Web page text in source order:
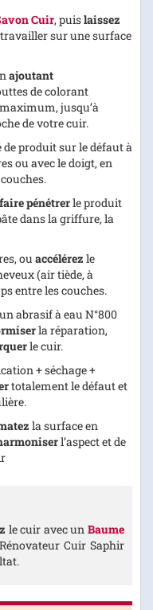
Cuir, puislaissez
sur une surface
ajoutant
de colorant
maximum, jusqu’à
de votre cuir.
produit sur le défaut à
ou avec le doigt, en
faire pénétrerle produit
dans la griffure, la
ou accélérez le
(air tiède, à
entre les couches.
abrasif à eau N°800
la réparation,
le cuir.
+ séchage +
totalement le défaut et
la surface en
l’aspect et de
le cuir avec unBaume
Cuir Saphir